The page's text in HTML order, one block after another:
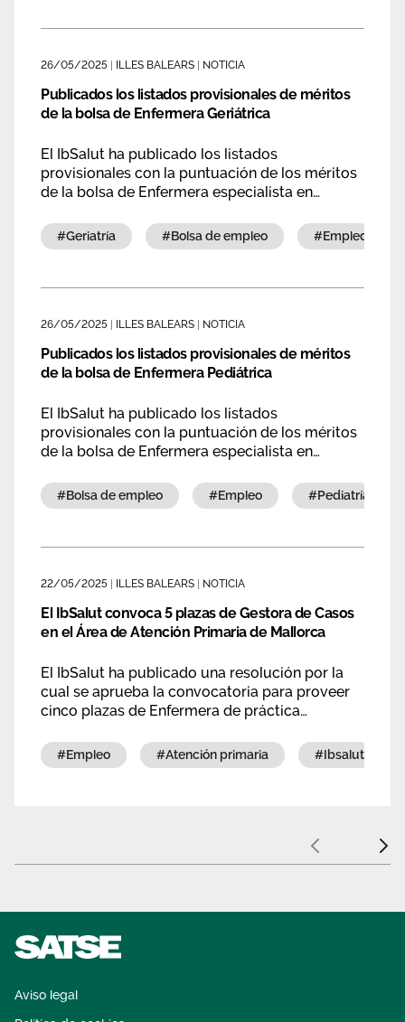
26/05/2025 ILLES BALEARS NOTICIA
Publicados los listados provisionales de méritos
de la bolsa de Enfermera Geriátrica
El IbSalut ha publicado los listados
provisionales con la puntuación de los méritos
de la bolsa de Enfermera especialista en
#geriatría #bolsa de empleo #empleo
26/05/2025 ILLES BALEARS NOTICIA
Publicados los listados provisionales de méritos
de la bolsa de Enfermera Pediátrica
El IbSalut ha publicado los listados
provisionales con la puntuación de los méritos
de la bolsa de Enfermera especialista en
#bolsa de empleo #empleo #pediatría
22/05/2025 ILLES BALEARS NOTICIA
El IbSalut convoca 5 plazas de Gestora de Casos
en el Área de Atención Primaria de Mallorca
El IbSalut ha publicado una resolución por la
cual se aprueba la convocatoria para proveer
cinco plazas de Enfermera de práctica
Atención Primaria de Mallorca.
#empleo #atención primaria #ibsalut
Anterior
Aviso legal